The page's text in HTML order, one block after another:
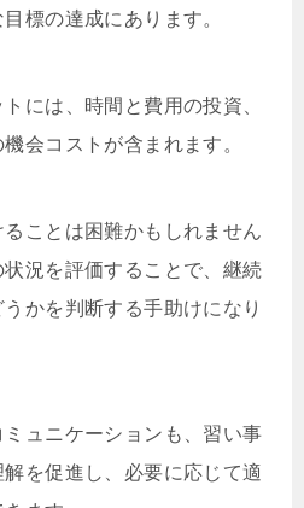
標の達成にあります。
には、時間と費用の投資、
会コストが含まれます。
ことは困難かもしれません
況を評価することで、継続
かを判断する手助けになり
ュニケーションも、習い事
を促進し、必要に応じて適